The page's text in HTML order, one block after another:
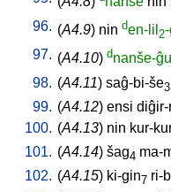
96. (A4.9) nin den-lil 2
97. (A4.10) dnanše-ĝu
98. (A4.11) saĝ-bi-še3
99. (A4.12) ensi diĝir-
100. (A4.13) nin kur-
101. (A4.14) šag4 ma-
102. (A4.15) ki-gin7 ri-